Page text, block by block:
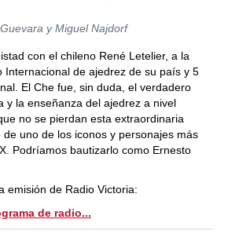
y Miguel Najdorf
con el chileno René Letelier, a la
Internacional de ajedrez de su país y 5
El Che fue, sin duda, el verdadero
y la enseñanza del ajedrez a nivel
no se pierdan esta extraordinaria
uno de los iconos y personajes más
Podríamos bautizarlo como Ernesto
emisión de Radio Victoria:
de radio...